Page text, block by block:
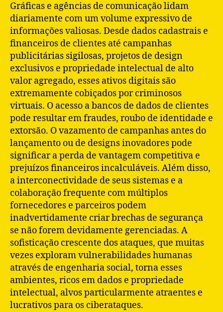
Gráficas e agências de comunicação lidam
diariamente com um volume expressivo de
informações valiosas. Desde dados cadastrais e
financeiros de clientes até campanhas
publicitárias sigilosas, projetos de design
exclusivos e propriedade intelectual de alto
valor agregado, esses ativos digitais são
extremamente cobiçados por criminosos
virtuais. O acesso a bancos de dados de clientes
pode resultar em fraudes, roubo de identidade e
extorsão. O vazamento de campanhas antes do
lançamento ou de designs inovadores pode
significar a perda de vantagem competitiva e
prejuízos financeiros incalculáveis. Além disso,
a interconectividade de seus sistemas e a
colaboração frequente com múltiplos
fornecedores e parceiros podem
inadvertidamente criar brechas de segurança
se não forem devidamente gerenciadas. A
sofisticação crescente dos ataques, que muitas
vezes exploram vulnerabilidades humanas
através de engenharia social, torna esses
ambientes, ricos em dados e propriedade
intelectual, alvos particularmente atraentes e
lucrativos para os ciberataques.